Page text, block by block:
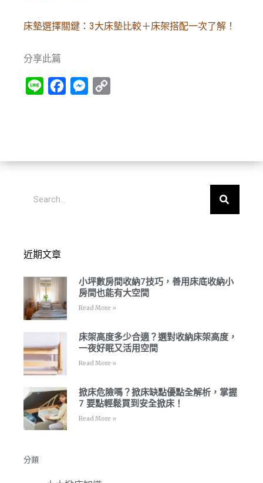
床墊選擇關鍵：3大床墊比較＋床架搭配一次了解！
分享此篇
Line FacebookMessenger
近期文章
小坪數房間收納7技巧，善用床底收納小
房間也能有大空間
Read More »
床架高度多少合適？選對收納床架高度，
一夜好眠又活用空間
Read More »
掀床危險嗎？掀床缺點優點全解析，掌握
7 要點輕鬆買到安全掀床！
Read More »
分類